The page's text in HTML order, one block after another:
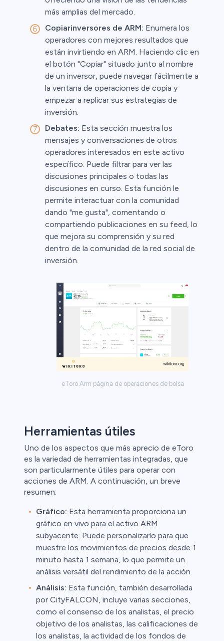
más amplias del mercado.
Copiarinversores de ARM: Enumera los
operadores con mejores resultados que
están invirtiendo en ARM. Haciendo clic en
el botón "Copiar" situado junto al nombre
de un inversor, puede navegar fácilmente a
la ventana de operaciones de copia y
empezar a replicar sus estrategias de
inversión.
Debates: Esta sección muestra los
mensajes y conversaciones de otros
operadores interesados en este activo
específico. Puede filtrar para ver las
discusiones principales o todas las
discusiones en curso. Esta función le
permite interactuar con la comunidad
dando "me gusta", comentando o
compartiendo publicaciones en su feed, lo
que mejora su comprensión y su red
dentro de la comunidad de la red social de
inversión.
eToro Arm página de operaciones de bolsa
Herramientas útiles
Uno de los aspectos que más aprecio de eToro
es la variedad de herramientas integradas, que
son particularmente útiles para operar con
acciones de ARM. A continuación, un breve
resumen:
Gráfico: Esta herramienta proporciona un
gráfico en vivo para el activo ARM
subyacente. Puede personalizarlo para que
muestre los movimientos de precios desde 1
minuto hasta 1 semana, lo que permite un
análisis versátil del rendimiento de la acción.
Análisis: Esta función, también desarrollada
por CityFALCON, incluye varias secciones,
como el consenso de los analistas, el precio
objetivo de los analistas, las calificaciones de
los analistas, la actividad de los fondos de